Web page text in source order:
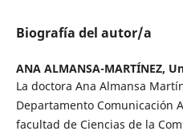
Biografía del autor/a
ANA ALMANSA-MARTÍNEZ,
La doctora Ana Almansa
Departamento Comunicación
facultad de Ciencias de la